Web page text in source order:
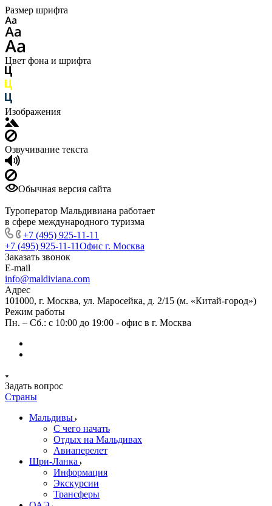
Размер шрифта
Цвет фона и шрифта
Изображения
Озвучивание текста
Обычная версия сайта
Туроператор Мальдивиана работает
в сфере международного туризма
+7 (495) 925-11-11
+7 (495) 925-11-11Офис г. Москва
Заказать звонок
E-mail
info@maldiviana.com
Адрес
101000, г. Москва, ул. Маросейка, д. 2/15 (м. «Китай-город»)
Режим работы
Пн. – Сб.: с 10:00 до 19:00 - офис в г. Москва
Задать вопрос
Страны
Мальдивы
С чего начать
Отдых на Мальдивах
Авиаперелет
Шри-Ланка
Информация
Экскурсии
Трансферы